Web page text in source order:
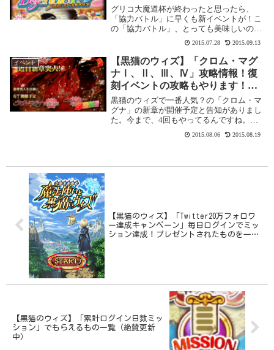
グリコ大魔道杯が終わったと思ったら、
「協力バトル」に早くも新イベントが！こ
の「協力バトル」、とっても美味しいのが
「友だちと遊ぶ」です。「友だちと遊ぶ」
形式だと消費魔力がゼロなので、魔力を気
にせずに思い切り楽しめるんです。はじめ
ての友だちと遊...
2015.07.28 2015.09.13
イベント
【黒猫のウィズ】「クロム・マグ
ナⅠ、Ⅱ、Ⅲ、Ⅳ」攻略情報！復
刻イベントの攻略もやります！だ
って忘れちゃったんだもん
黒猫のウィズで一番人気？の「クロム・マ
グナ」の新章が開催予定と告知がありまし
た。今まで、4回もやってるんですね。と
いうことは、今回で第5弾ってことです
ね。ダンケルさんとか、イツキくんとか、
2015.08.06 2015.08.19
【黒猫のウィズ】「Twitter20万フォロワ
ー達成キャンペーン」毎日ログインでミッ
ション達成！プレゼントされたものを一覧
【黒猫のウィズ】「累計ログイン日数ミッ
ション」でもらえるもの一覧（絶賛更新
中）